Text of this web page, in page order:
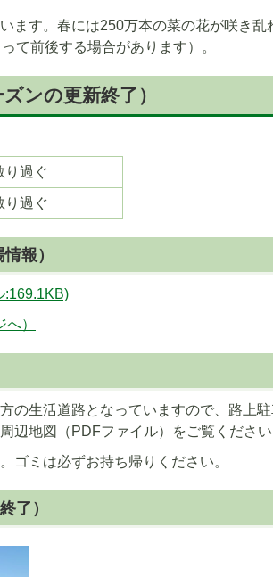
ます。春には250万本の菜の花が咲き乱
て前後する場合があります）。
ンの更新終了）
り過ぐ
り過ぐ
報）
:169.1KB)
）
の生活道路となっていますので、路上駐
辺地図（PDFファイル）をご覧ください
ゴミは必ずお持ち帰りください。
了）
1
目
の